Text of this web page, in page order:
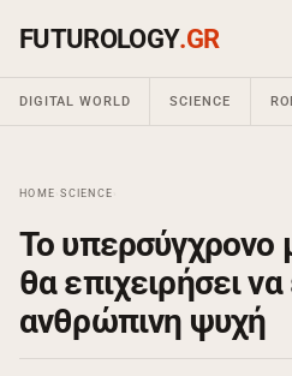
FUTUROLOGY.GR
DIGITAL WORLD SCIENCE
HOME ›SCIENCE
Το υπερσύγχρονο
θα επιχειρήσει
ανθρώπινη ψυχή